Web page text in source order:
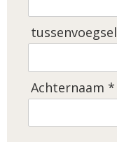
tussenvoegsel
Achternaam *